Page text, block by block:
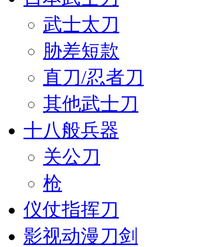
武士太刀
胁差短款
直刀/忍者刀
其他武士刀
十八般兵器
关公刀
枪
仪仗指挥刀
影视动漫刀剑